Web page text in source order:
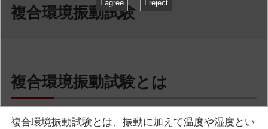
複合環境振動試験
複合環境振動試験とは
複合環境振動試験とは、振動に加えて温度や湿度とい
I agree I reject